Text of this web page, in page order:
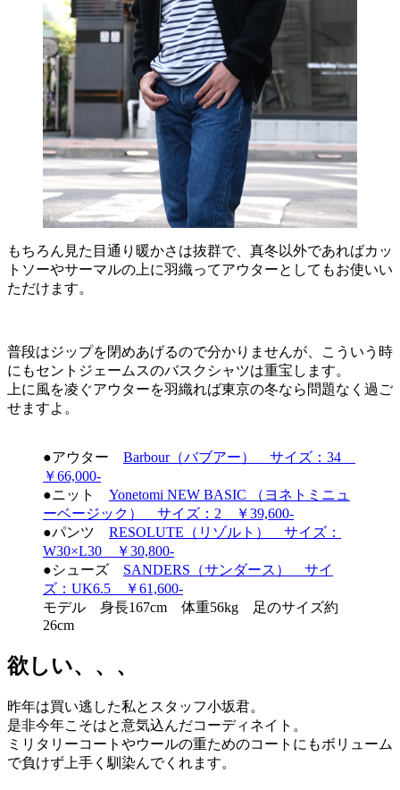
もちろん見た目通り暖かさは抜群で、真冬以外であればカッ
トソーやサーマルの上に羽織ってアウターとしてもお使いい
ただけます。
普段はジップを閉めあげるので分かりませんが、こういう時
にもセントジェームスのバスクシャツは重宝します。
上に風を凌ぐアウターを羽織れば東京の冬なら問題なく過ご
せますよ。
●アウター Barbour（バブアー） サイズ：34
￥66,000-
●ニット Yonetomi NEW BASIC （ヨネトミニュ
ーベージック） サイズ：2 ￥39,600-
●パンツ RESOLUTE（リゾルト） サイズ：
W30×L30 ￥30,800-
●シューズ SANDERS（サンダース） サイ
ズ：UK6.5 ￥61,600-
モデル 身長167cm 体重56kg 足のサイズ約
26cm
欲しい、、、
昨年は買い逃した私とスタッフ小坂君。
是非今年こそはと意気込んだコーディネイト。
ミリタリーコートやウールの重ためのコートにもボリューム
で負けず上手く馴染んでくれます。